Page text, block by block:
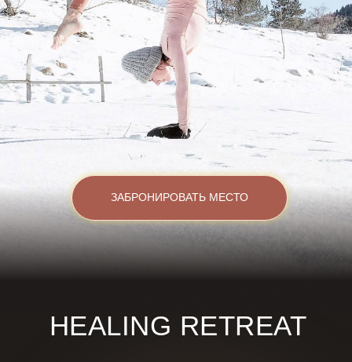
ЗАБРОНИРОВАТЬ МЕСТО
HEALING RETREAT